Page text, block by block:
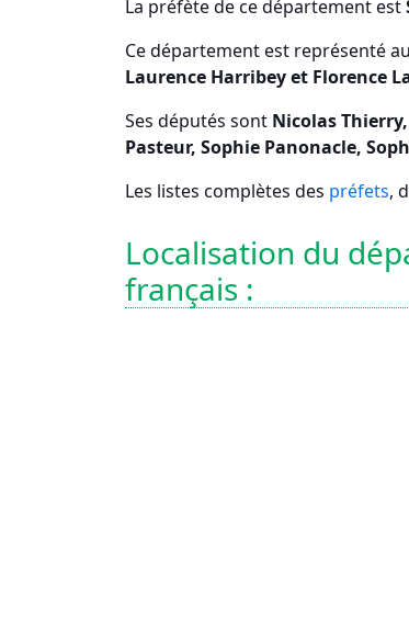
La préfète de ce département est
Ce département est représenté
Laurence Harribey et Florence
Ses députés sont Nicolas
Pasteur, Sophie Panonacle,
Les listes complètes des préfets,
Localisation du
français :